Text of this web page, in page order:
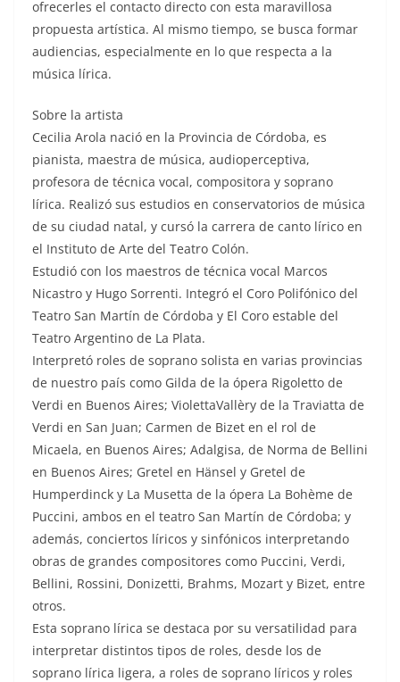
ofrecerles el contacto directo con esta maravillosa
propuesta artística. Al mismo tiempo, se busca formar
audiencias, especialmente en lo que respecta a la
música lírica.
Sobre la artista
Cecilia Arola nació en la Provincia de Córdoba, es
pianista, maestra de música, audioperceptiva,
profesora de técnica vocal, compositora y soprano
lírica. Realizó sus estudios en conservatorios de música
de su ciudad natal, y cursó la carrera de canto lírico en
el Instituto de Arte del Teatro Colón.
Estudió con los maestros de técnica vocal Marcos
Nicastro y Hugo Sorrenti. Integró el Coro Polifónico del
Teatro San Martín de Córdoba y El Coro estable del
Teatro Argentino de La Plata.
Interpretó roles de soprano solista en varias provincias
de nuestro país como Gilda de la ópera Rigoletto de
Verdi en Buenos Aires; ViolettaVallèry de la Traviatta de
Verdi en San Juan; Carmen de Bizet en el rol de
Micaela, en Buenos Aires; Adalgisa, de Norma de Bellini
en Buenos Aires; Gretel en Hänsel y Gretel de
Humperdinck y La Musetta de la ópera La Bohème de
Puccini, ambos en el teatro San Martín de Córdoba; y
además, conciertos líricos y sinfónicos interpretando
obras de grandes compositores como Puccini, Verdi,
Bellini, Rossini, Donizetti, Brahms, Mozart y Bizet, entre
otros.
Esta soprano lírica se destaca por su versatilidad para
interpretar distintos tipos de roles, desde los de
soprano lírica ligera, a roles de soprano líricos y roles